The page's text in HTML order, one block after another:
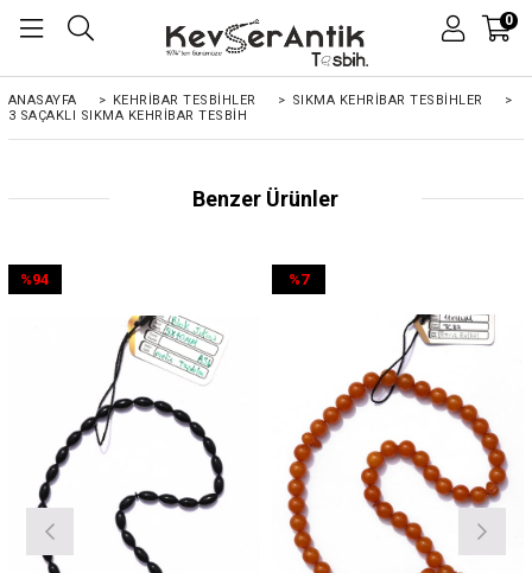
0
ANASAYFA > KEHRIBAR TESBIHLER > SIKMA KEHRİBAR TESBİHLER
>
3 SAÇAKLI SIKMA KEHRIBAR TESBIH
Benzer Ürünler
%94
%7